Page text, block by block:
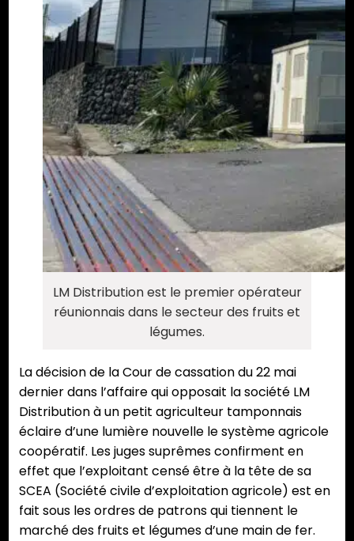
LM Distribution est le premier opérateur
réunionnais dans le secteur des fruits et
légumes.
La décision de la Cour de cassation du 22 mai
dernier dans l’affaire qui opposait la société LM
Distribution à un petit agriculteur tamponnais
éclaire d’une lumière nouvelle le système agricole
coopératif. Les juges suprêmes confirment en
effet que l’exploitant censé être à la tête de sa
SCEA (Société civile d’exploitation agricole) est en
fait sous les ordres de patrons qui tiennent le
marché des fruits et légumes d’une main de fer.